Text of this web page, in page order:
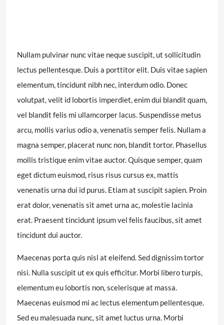
Nullam pulvinar nunc vitae neque suscipit, ut sollicitudin
lectus pellentesque. Duis a porttitor elit. Duis vitae sapien
elementum, tincidunt nibh nec, interdum odio. Donec
volutpat, velit id lobortis imperdiet, enim dui blandit quam,
vel blandit felis mi ullamcorper lacus. Suspendisse metus
arcu, mollis varius odio a, venenatis semper felis. Nullam a
magna semper, placerat nunc non, blandit tortor. Phasellus
mollis tristique enim vitae auctor. Quisque semper, quam
eget dictum euismod, risus risus cursus ex, mattis
venenatis urna dui id purus. Etiam at suscipit sapien. Proin
erat dolor, venenatis sit amet urna ac, molestie lacinia
erat. Praesent tincidunt ipsum vel felis faucibus, sit amet
tincidunt dui auctor.
Maecenas porta quis nisl at eleifend. Sed dignissim tortor
nisi. Nulla suscipit ut ex quis efficitur. Morbi libero turpis,
elementum eu lobortis non, scelerisque at massa.
Maecenas euismod mi ac lectus elementum pellentesque.
Sed eu malesuada nunc, sit amet luctus urna. Morbi